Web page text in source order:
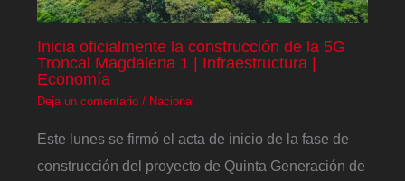
Inicia oficialmente la construcción de la 5G
Troncal Magdalena 1 | Infraestructura |
Economía
Deja un comentario / Nacional
Este lunes se firmó el acta de inicio de la fase de
construcción del proyecto de Quinta Generación de